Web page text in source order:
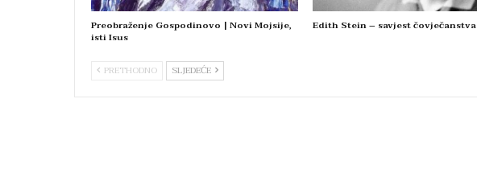
Preobraženje Gospodinovo | Novi Mojsije,
isti Isus
Edith Stein – savjest čovječanstva
PRETHODNO SLJEDEĆE